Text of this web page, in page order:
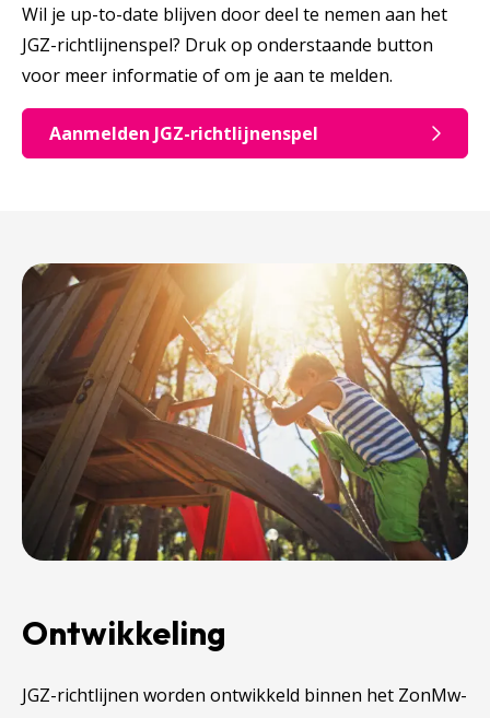
Wil je up-to-date blijven door deel te nemen aan het
JGZ-richtlijnenspel? Druk op onderstaande button
voor meer informatie of om je aan te melden.
Aanmelden JGZ-richtlijnenspel
Opent in een nieuwe tab:
Ontwikkeling
JGZ-richtlijnen worden ontwikkeld binnen het ZonMw-